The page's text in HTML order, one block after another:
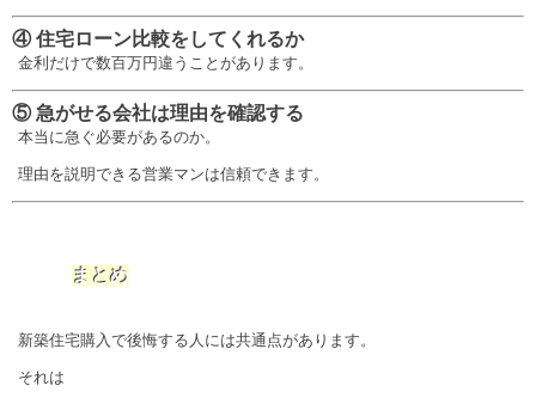
④ 住宅ローン比較をしてくれるか
金利だけで数百万円違うことがあります。
⑤ 急がせる会社は理由を確認する
本当に急ぐ必要があるのか。
理由を説明できる営業マンは信頼できます。
まとめ
新築住宅購入で後悔する人には共通点があります。
それは